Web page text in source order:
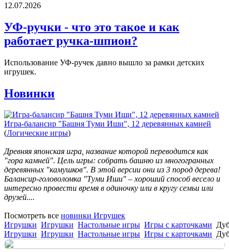
12.07.2026
УФ-ручки - что это такое и как
работает ручка-шпион?
Использование УФ-ручек давно вышло за рамки детских
игрушек.
Новинки
Игра-балансир "Башня Туми Иши", 12 деревянных камней
(Логические игры)
Древняя японская игра, название которой переводится как
"гора камней". Цель игры: собрать башню из многогранных
деревянных "камушков". В этой версии они из 3 пород дерева!
Балансир-головоломка "Туми Иши" – хороший способ весело и
интересно провести время в одиночку или в кругу семьи или
друзей....
Посмотреть все новинки Игрушек
Игрушки Игрушки Настольные игры Игры с карточками
Игрушки Игрушки Настольные игры Игры с карточками